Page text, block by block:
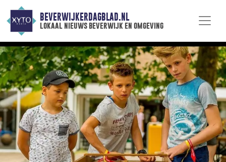
BEVERWIJKERDAGBLAD.NL
lokaal nieuws beverwijk en omgeving